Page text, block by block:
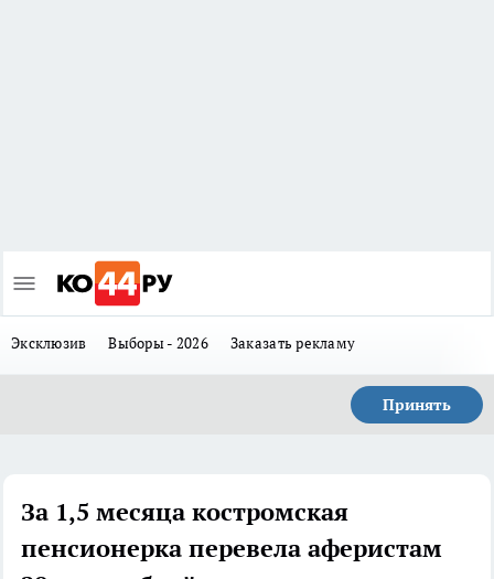
Эксклюзив Выборы - 2026 Заказать рекламу
Принять
За 1,5 месяца костромская
пенсионерка перевела аферистам